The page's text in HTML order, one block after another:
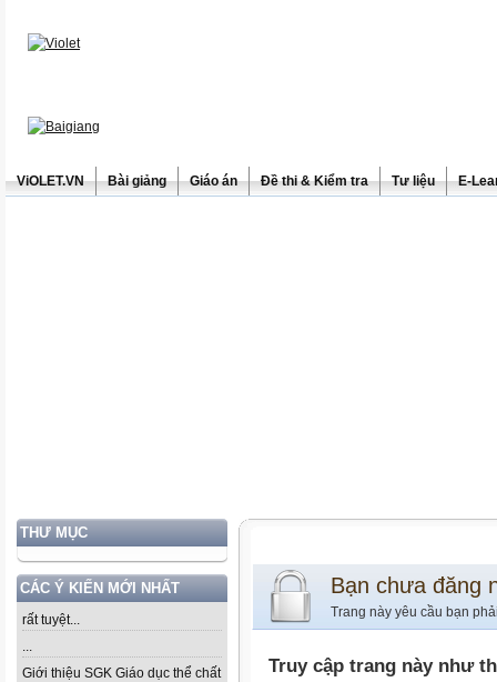
ViOLET.VN Bài giảng Giáo án Đề thi & Kiểm tra Tư liệu E-
THƯ MỤC
CÁC Ý KIẾN MỚI NHẤT
rất tuyệt...
...
Giới thiệu SGK Giáo dục thể chất
Bạn chưa đăng
Trang này yêu cầu bạn
Truy cập trang này như